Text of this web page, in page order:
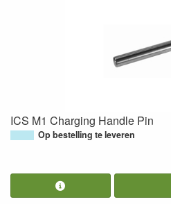
ICS M1 Charging Handle Pin
Op bestelling te leveren